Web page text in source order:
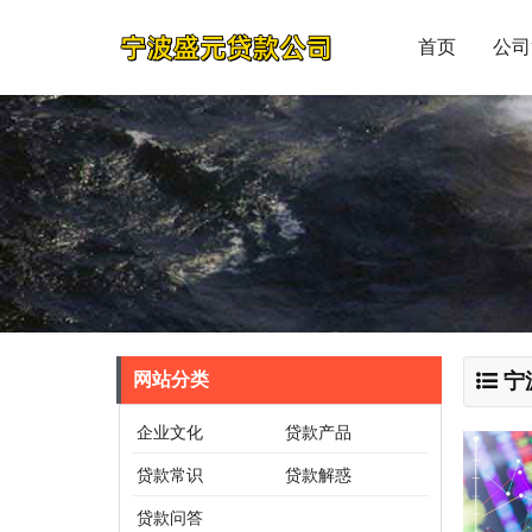
首页 公
宁
网站分类
企业文化 贷款产品
贷款常识 贷款解惑
贷款问答